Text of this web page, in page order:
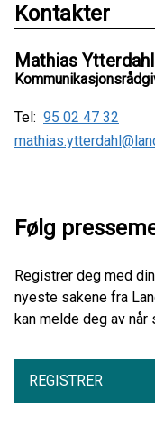
Kontakter
Mathias Ytterdahl
Tel: 95 02 47 32
Følg
Registrer deg med
nyeste sakene fra
kan melde deg av når
REGISTRER